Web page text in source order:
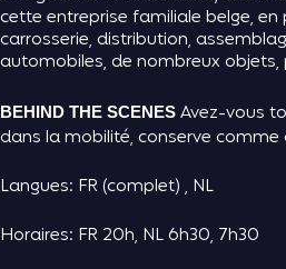
cette entreprise familiale belge,
carrosserie, distribution,
automobiles, de nombreux
BEHIND THE SCENES Avez-vous
dans la mobilité, conserve comme
Langues: FR (complet) , NL
Horaires: FR 20h, NL 6h30, 7h30